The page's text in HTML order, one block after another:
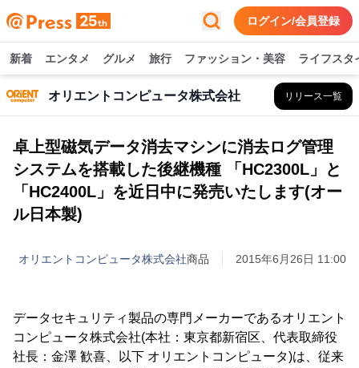
ログイン/会員登録
新着 エンタメ グルメ 旅行 ファッション・美容 ライフスタ
オリエントコンピュータ株式会社 リリース一覧
卓上型磁気データ消去マシンに消去ログ管理
システムを搭載した後継機種 「HC2300L」と
「HC2400L」を近日中に発売いたします(オー
ル日本製)
オリエントコンピュータ株式会社商品 2015年6月26日 11:00
データセキュリティ製品の専門メーカーであるオリエント
コンピュータ株式会社(本社：東京都新宿区、代表取締役
社長：金澤 歓喜、以下 オリエントコンピュータ)は、従来